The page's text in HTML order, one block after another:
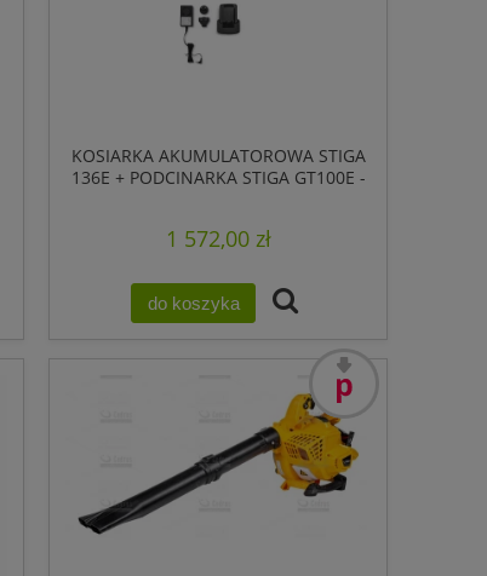
KOSIARKA AKUMULATOROWA STIGA
136E + PODCINARKA STIGA GT100E -
1 572,00 zł
do koszyka
promocja